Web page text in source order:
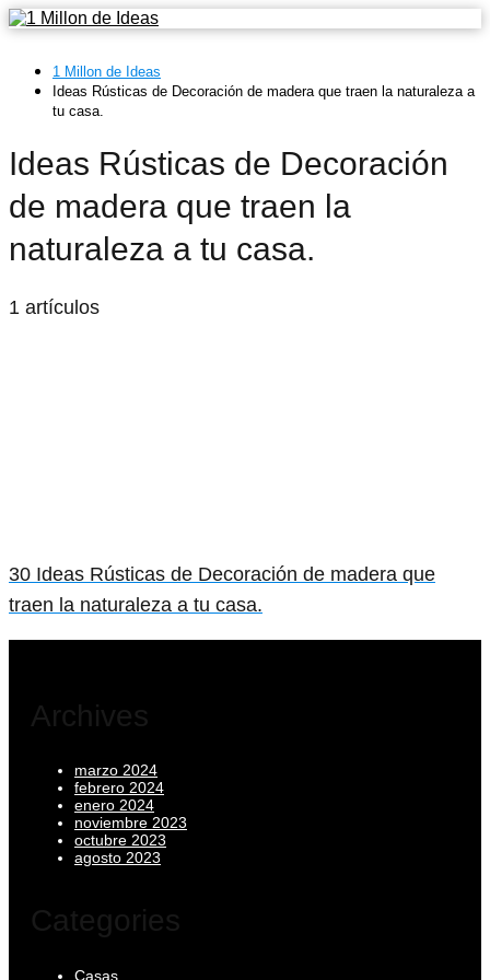
1 Millon de Ideas
Ideas Rústicas de Decoración de madera que traen la naturaleza a
tu casa.
Ideas Rústicas de Decoración
de madera que traen la
naturaleza a tu casa.
1 artículos
30 Ideas Rústicas de Decoración de madera que
traen la naturaleza a tu casa.
Archives
marzo 2024
febrero 2024
enero 2024
noviembre 2023
octubre 2023
agosto 2023
Categories
Casas